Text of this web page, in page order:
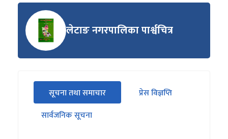
लेटाङ नगरपालिका पार्श्वचित्र
सीधा
पहिलो
ट्याबको
सूचना तथा समाचार
(सक्रिय ट्याब)
प्रेस विज्ञप्ति
सार्वजनिक सूचना